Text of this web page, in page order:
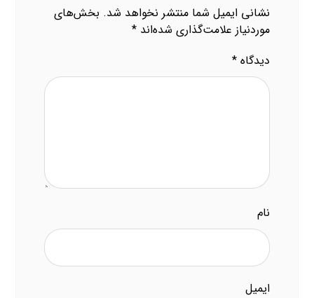
نشانی ایمیل شما منتشر نخواهد شد. بخش‌های
موردنیاز علامت‌گذاری شده‌اند*
دیدگاه*
نام
ایمیل